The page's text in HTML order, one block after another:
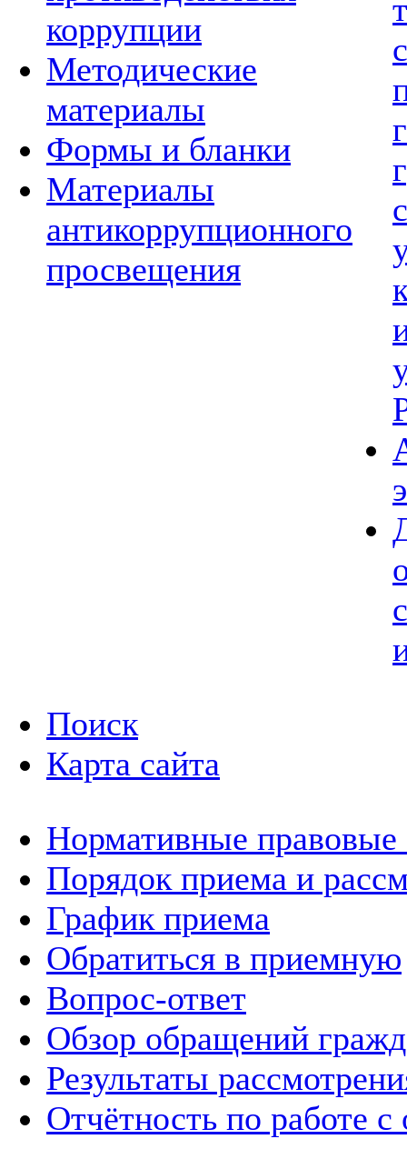
коррупции
Методические
материалы
Формы и бланки
Материалы
антикоррупционного
просвещения
Поиск
Карта сайта
Нормативные правовые
Порядок приема и
График приема
Обратиться в приемную
Вопрос-ответ
Обзор обращений
Результаты
Отчётность по работе